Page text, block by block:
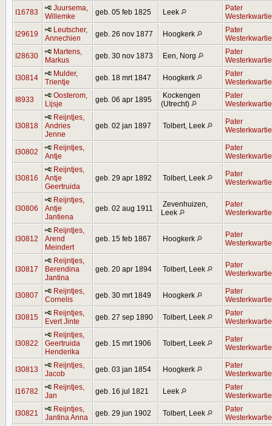
I16783
Juursema,
Willemke
geb. 05 feb 1825 Leek
Pater
I29619
Leutscher,
Annechien
geb. 26 nov 1877 Hoogkerk
Pater
I28630
Martens,
Markus
geb. 30 nov 1873 Een, Norg
Pater
I30814
Mulder,
Trientje
geb. 18 mrt 1847 Hoogkerk
Pater
I8933
Oosterom,
Lijsje
geb. 06 apr 1895
Kockengen
(Utrecht)
Pater
I30818
Reijntjes,
Andries
Jenne
geb. 02 jan 1897 Tolbert, Leek
Pater
I30802
Reijntjes,
Antje
Pater
I30816
Reijntjes,
Antje
Geertruida
geb. 29 apr 1892 Tolbert, Leek
Pater
I30806
Reijntjes,
Antje
Jantiena
geb. 02 aug 1911
Zevenhuizen,
Leek
Pater
I30812
Reijntjes,
Arend
Meindert
geb. 15 feb 1867 Hoogkerk
Pater
I30817
Reijntjes,
Berendina
Jantina
geb. 20 apr 1894 Tolbert, Leek
Pater
I30807
Reijntjes,
Cornelis
geb. 30 mrt 1849 Hoogkerk
Pater
I30815
Reijntjes,
Evert Jinte
geb. 27 sep 1890 Tolbert, Leek
Pater
I30822
Reijntjes,
Geertruida
Henderika
geb. 15 mrt 1906 Tolbert, Leek
Pater
I30813
Reijntjes,
Jacob
geb. 03 jan 1854 Hoogkerk
Pater
I16782
Reijntjes,
Jan
geb. 16 jul 1821 Leek
Pater
I30821
Reijntjes,
Jantina Anna
geb. 29 jun 1902 Tolbert, Leek
Pater